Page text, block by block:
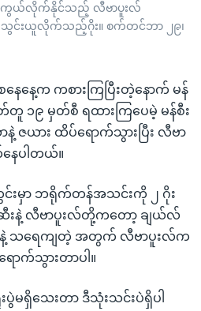
ာကွယ်လိုက်နိုင်သည့် လီဗာပူးလ်
သွင်းယူလိုက်သည့်ဂိုး။ စက်တင်ဘာ ၂၉၊
ေနေ့က ကစားကြပြီးတဲ့နောက် မန်
၁၉ မှတ်စီ ရထားကြပေမဲ့ မန်စီး
ဇယား ထိပ်ရောက်သွားပြီး လီဗာ
ေပါတယ်။
းမှာ ဘရိုက်တန်အသင်းကို ၂ ဂိုး
ဆီးနဲ့ လီဗာပူးလ်တို့ကတော့ ချယ်လ်
နဲ့ သရေကျတဲ့ အတွက် လီဗာပူးလ်က
ာက်သွားတာပါ။
ပွဲမရှိသေးတာ ဒီသုံးသင်းပဲရှိပါ